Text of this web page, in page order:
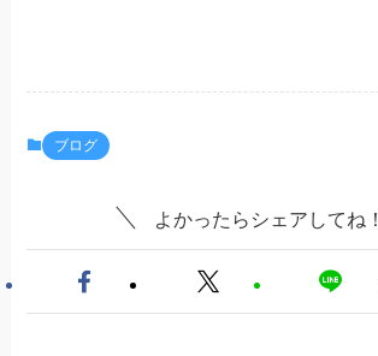
ブログ
よかったらシェアしてね！